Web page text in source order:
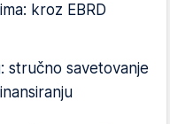
kroz EBRD
stručno savetovanje